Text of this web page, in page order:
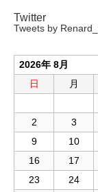
Twitter
Tweets by
2026年 8月
日
月
2
3
9
10
16
17
23
24